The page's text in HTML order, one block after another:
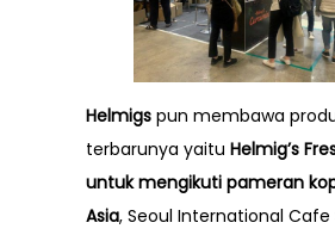
Helmigs pun membawa
terbarunya yaituHelmig’s
untuk mengikuti pameran
Asia,Seoul International Cafe